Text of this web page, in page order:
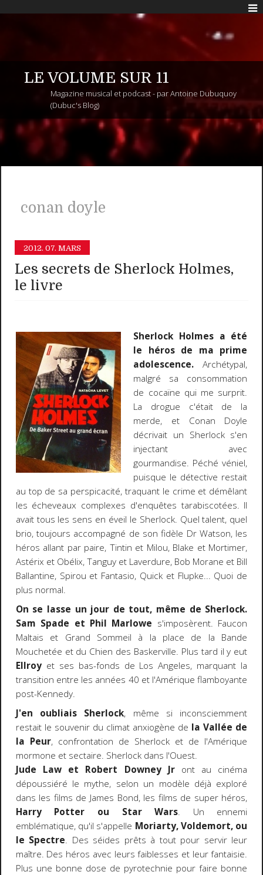
LE VOLUME SUR 11
Magazine musical et podcast - par Antoine Dubuquoy
(Dubuc's Blog)
conan doyle
2012. 07. MARS
Les secrets de Sherlock Holmes,
le livre
Sherlock Holmes a été
le héros de ma prime
adolescence. Archétypal,
malgré sa consommation
de cocaïne qui me surprit.
La drogue c'était de la
merde, et Conan Doyle
décrivait un Sherlock s'en
injectant avec
gourmandise. Péché véniel,
puisque le détective restait
au top de sa perspicacité, traquant le crime et démêlant
les écheveaux complexes d'enquêtes tarabiscotées. Il
avait tous les sens en éveil le Sherlock. Quel talent, quel
brio, toujours accompagné de son fidèle Dr Watson, les
héros allant par paire, Tintin et Milou, Blake et Mortimer,
Astérix et Obélix, Tanguy et Laverdure, Bob Morane et Bill
Ballantine, Spirou et Fantasio, Quick et Flupke... Quoi de
plus normal.
On se lasse un jour de tout, même de Sherlock.
Sam Spade et Phil Marlowe s'imposèrent. Faucon
Maltais et Grand Sommeil à la place de la Bande
Mouchetée et du Chien des Baskerville. Plus tard il y eut
Ellroyet ses bas-fonds de Los Angeles, marquant la
transition entre les années 40 et l'Amérique flamboyante
post-Kennedy.
J'en oubliais Sherlock, même si inconsciemment
restait le souvenir du climat anxiogène de la Vallée de
la Peur, confrontation de Sherlock et de l'Amérique
mormone et sectaire. Sherlock dans l'Ouest.
Jude Law et Robert Downey Jront au cinéma
dépoussiéré le mythe, selon un modèle déjà exploré
dans les films de James Bond, les films de super héros,
Harry Potter ou Star Wars. Un ennemi
emblématique, qu'il s'appelle Moriarty, Voldemort, ou
le Spectre. Des séides prêts à tout pour servir leur
maître. Des héros avec leurs faiblesses et leur fantaisie.
Plus une bonne dose de pyrotechnie pour faire bonne